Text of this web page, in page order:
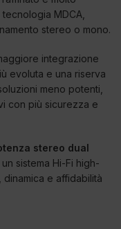
MDCA,
stereo o mono.
integrazione
evoluta e una riserva
meno potenti,
con più sicurezza e
stereo dual
sistema Hi-Fi high-
e affidabilità